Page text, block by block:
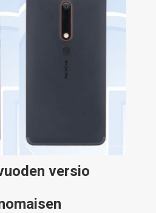
versio